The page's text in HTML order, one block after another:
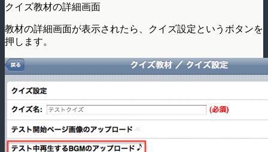
クイズ教材の詳細画面
教材の詳細画面が表示されたら、クイズ設定というボタンを
押します。